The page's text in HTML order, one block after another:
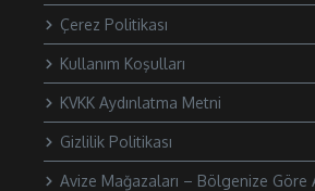
Çerez Politikası
Kullanım Koşulları
KVKK Aydınlatma Metni
Gizlilik Politikası
Avize Mağazaları – Bölgenize Göre